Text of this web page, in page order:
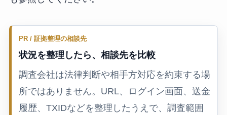
PR / 証拠整理の相談先
状況を整理したら、相談先を比較
調査会社は法律判断や相手方対応を約束する場
所ではありません。URL、ログイン画面、送金
履歴、TXIDなどを整理したうえで、調査範囲